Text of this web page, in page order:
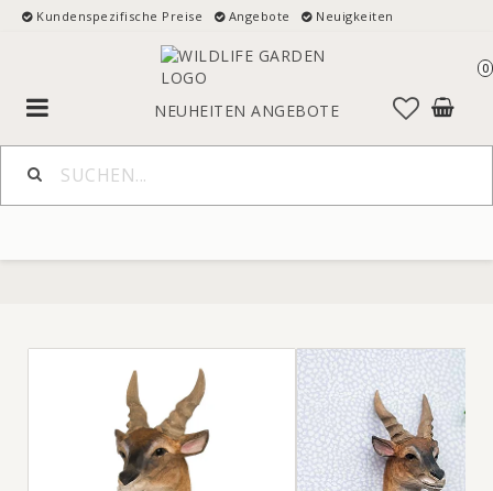
Kundenspezifische Preise Angebote Neuigkeiten
NEUHEITEN ANGEBOTE
0
Toggle
navigation